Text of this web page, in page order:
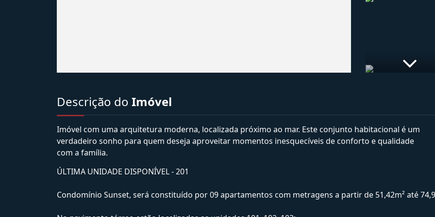
Descrição do Imóvel
Imóvel com uma arquitetura moderna, localizada próximo ao mar. Este conjunto habitacional é um
verdadeiro sonho para quem deseja aproveitar momentos inesquecíveis de conforto e qualidade
com a família.
ÚLTIMA UNIDADE DISPONÍVEL - 201
Condomínio Sunset, será constituído por 09 apartamentos com metragens a partir de 51,42m² até